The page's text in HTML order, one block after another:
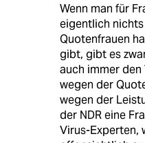
Wenn man für
eigentlich
Quotenfrauen
gibt, gibt es
auch immer
wegen der
wegen der
der NDR eine
Virus-Experten,